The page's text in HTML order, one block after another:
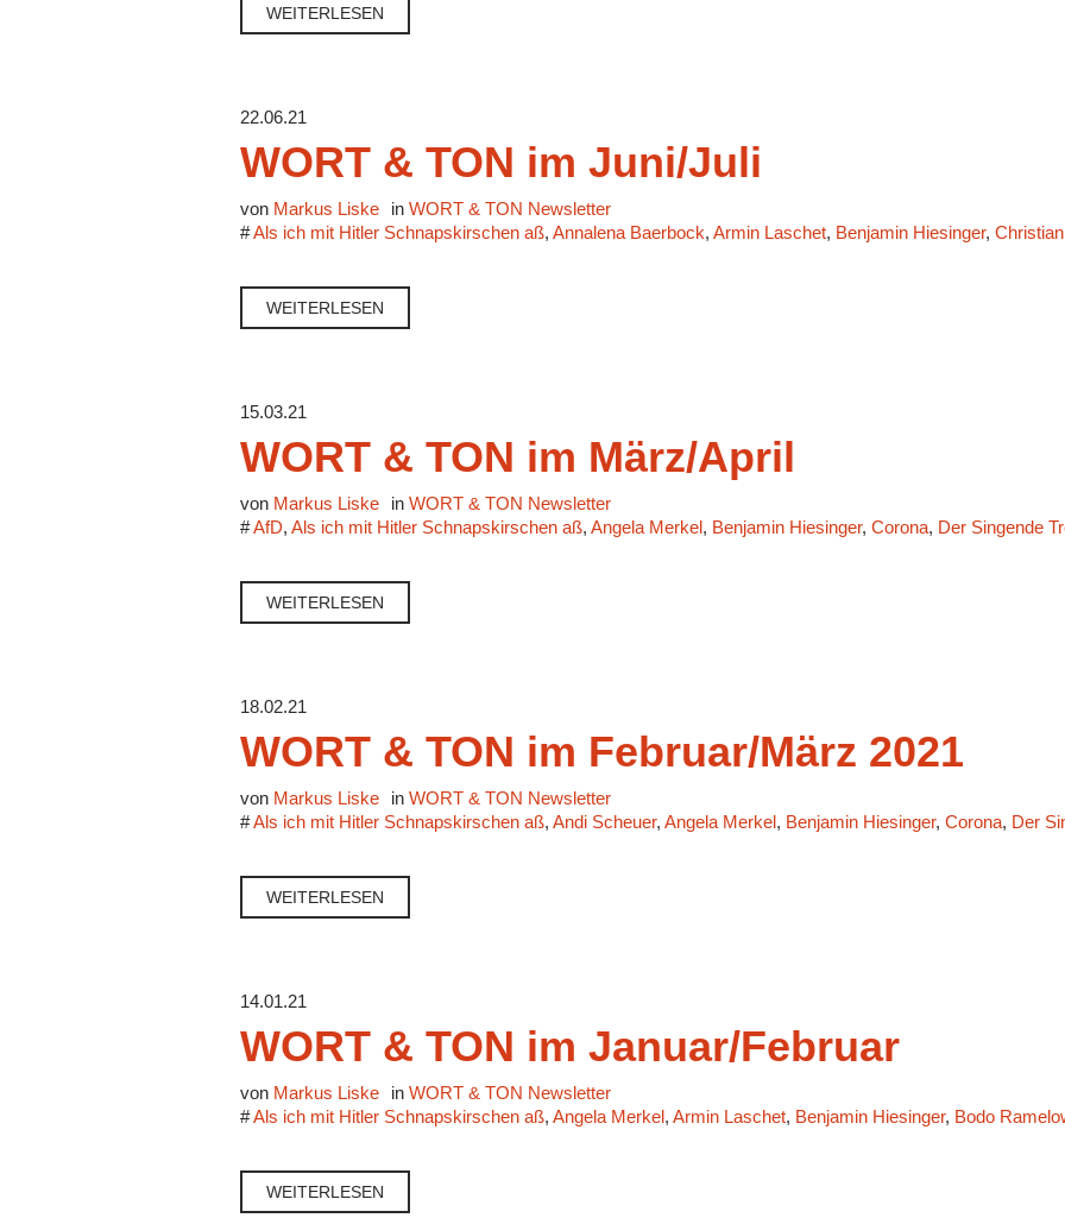
WEITERLESEN
22.06.21
WORT & TON im Juni/Juli
von Markus Liske in WORT & TON Newsletter
#Als ich mit Hitler Schnapskirschen aß, Annalena Baerbock, Armin Laschet, Benjamin Hiesinger,
WEITERLESEN
15.03.21
WORT & TON im März/April
von Markus Liske in WORT & TON Newsletter
#AfD, Als ich mit Hitler Schnapskirschen aß, Angela Merkel, Benjamin Hiesinger, Corona, Der Singende
WEITERLESEN
18.02.21
WORT & TON im Februar/März 2021
von Markus Liske in WORT & TON Newsletter
#Als ich mit Hitler Schnapskirschen aß, Andi Scheuer, Angela Merkel, Benjamin Hiesinger, Corona, Der
WEITERLESEN
14.01.21
WORT & TON im Januar/Februar
von Markus Liske in WORT & TON Newsletter
#Als ich mit Hitler Schnapskirschen aß, Angela Merkel, Armin Laschet, Benjamin Hiesinger, Bodo
WEITERLESEN